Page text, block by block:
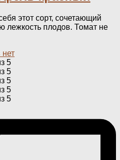
этот сорт, сочетающий
лежкость плодов. Томат не